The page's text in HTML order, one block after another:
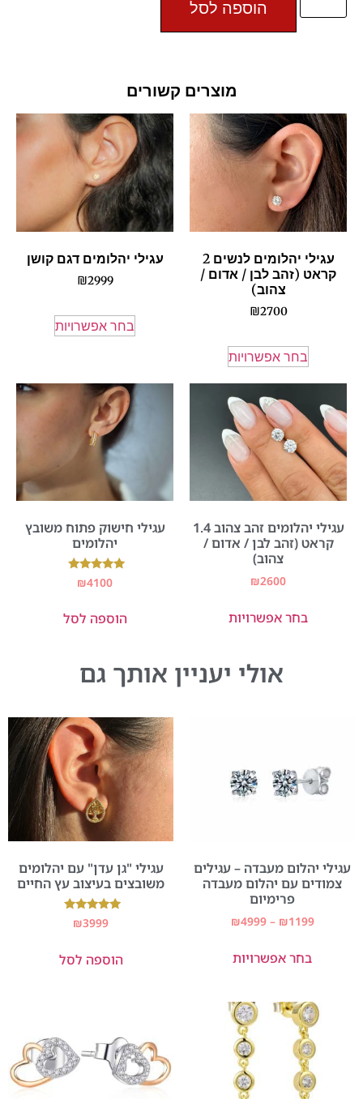
הוספה לסל
מוצרים קשורים
עגילי יהלומים לנשים 2
קראט (זהב לבן / אדום /
צהוב)
₪2700
בחר אפשרויות
עגילי יהלומים דגם קושן
₪2999
בחר אפשרויות
עגילי יהלומים זהב צהוב 1.4
קראט (זהב לבן / אדום /
צהוב)
₪2600
בחר אפשרויות
עגילי חישוק פתוח משובץ
יהלומים
דורג
5.00
₪4100
הוספה לסל
אולי יעניין אותך גם
עגילי יהלום מעבדה – עגילים
צמודים עם יהלום מעבדה
פרימיום
₪1199
–
₪4999
בחר אפשרויות
עגילי "גן עדן" עם יהלומים
משובצים בעיצוב עץ החיים
דורג
5.00
₪3999
הוספה לסל